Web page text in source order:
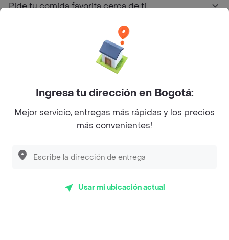
Pide tu comida favorita cerca de ti
Sobre Rappi
Facebook
Twitter
Instagram
©2026Rappi Inc. All rights reserved.
Ingresa tu dirección en Bogotá:
Mejor servicio, entregas más rápidas y los precios
más convenientes!
Usar mi ubicación actual